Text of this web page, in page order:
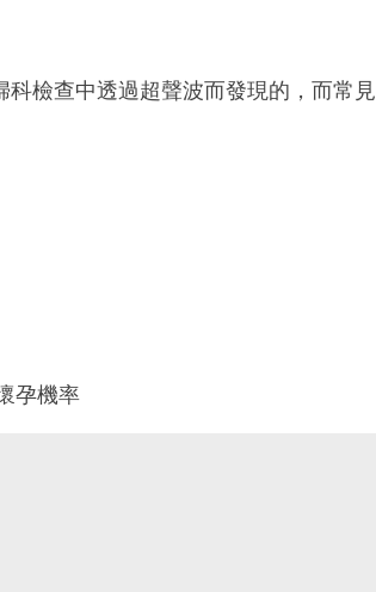
檢查中透過超聲波而發現的，而常見
孕機率